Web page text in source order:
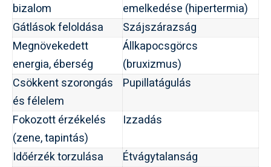
bizalom
emelkedése (hipertermia)
Gátlások feloldása
Szájszárazság
Megnövekedett
energia, éberség
Állkapocsgörcs
(bruxizmus)
Csökkent szorongás
és félelem
Pupillatágulás
Fokozott érzékelés
(zene, tapintás)
Izzadás
Időérzék torzulása
Étvágytalanság